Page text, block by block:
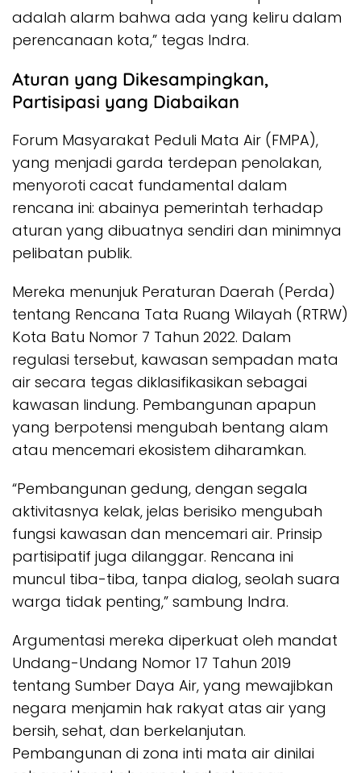
adalah alarm bahwa ada yang keliru dalam
perencanaan kota,” tegas Indra.
Aturan yang Dikesampingkan,
Partisipasi yang Diabaikan
Forum Masyarakat Peduli Mata Air (FMPA),
yang menjadi garda terdepan penolakan,
menyoroti cacat fundamental dalam
rencana ini: abainya pemerintah terhadap
aturan yang dibuatnya sendiri dan minimnya
pelibatan publik.
Mereka menunjuk Peraturan Daerah (Perda)
tentang Rencana Tata Ruang Wilayah (RTRW)
Kota Batu Nomor 7 Tahun 2022. Dalam
regulasi tersebut, kawasan sempadan mata
air secara tegas diklasifikasikan sebagai
kawasan lindung. Pembangunan apapun
yang berpotensi mengubah bentang alam
atau mencemari ekosistem diharamkan.
“Pembangunan gedung, dengan segala
aktivitasnya kelak, jelas berisiko mengubah
fungsi kawasan dan mencemari air. Prinsip
partisipatif juga dilanggar. Rencana ini
muncul tiba-tiba, tanpa dialog, seolah suara
warga tidak penting,” sambung Indra.
Argumentasi mereka diperkuat oleh mandat
Undang-Undang Nomor 17 Tahun 2019
tentang Sumber Daya Air, yang mewajibkan
negara menjamin hak rakyat atas air yang
bersih, sehat, dan berkelanjutan.
Pembangunan di zona inti mata air dinilai